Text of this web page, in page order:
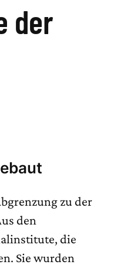
der
zu der
den
die
Sie wurden